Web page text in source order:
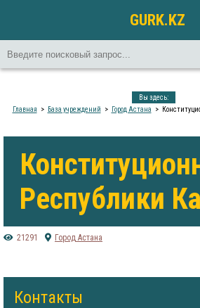
GURK.KZ
Вы здесь:
Главная
База учреждений Город Астана
Республики
21291 Город Астана
Контакты